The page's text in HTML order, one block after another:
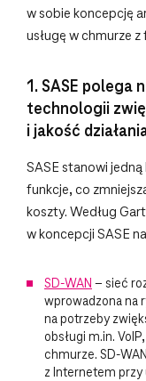
w sobie koncepcję
usługę w chmurze
1. SASE polega
technologii
i jakość
SASE stanowi
funkcje, co
koszty. Według
w koncepcji SASE
SD-WAN – sieć
wprowadzona na
na potrzeby
obsługi m.in.
chmurze. SD-
z Internetem przy